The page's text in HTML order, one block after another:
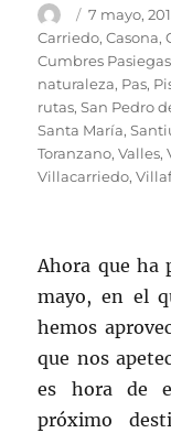
Autor
Publicado
el
7 mayo,
Carriedo,Casona,
Cumbres Pasiegas
naturaleza, Pas,
rutas,San Pedro
Santa María,
Toranzano,Valles,
Villacarriedo,
Ahora que ha
mayo, en el
hemos
que nos
es hora de
próximo